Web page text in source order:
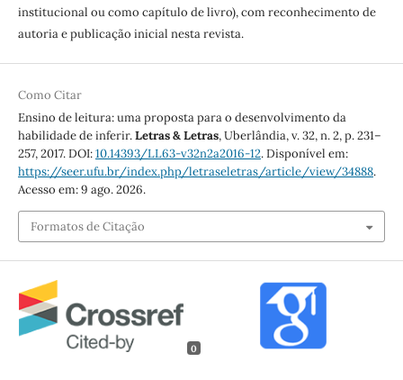
institucional ou como capítulo de livro), com reconhecimento de
autoria e publicação inicial nesta revista.
Como Citar
Ensino de leitura: uma proposta para o desenvolvimento da
habilidade de inferir.Letras & Letras, Uberlândia, v. 32, n. 2, p. 231–
257, 2017. DOI:10.14393/LL63-v32n2a2016-12. Disponível em:
https://seer.ufu.br/index.php/letraseletras/article/view/34888.
Acesso em: 9 ago. 2026.
Formatos de Citação
0